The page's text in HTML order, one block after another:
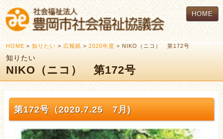
HOME
HOME > 知りたい > 広報紙 > 2020年度 > NIKO（ニコ） 第172号
知りたい
NIKO（ニコ） 第172号
第172号（2020.7.25 7月)